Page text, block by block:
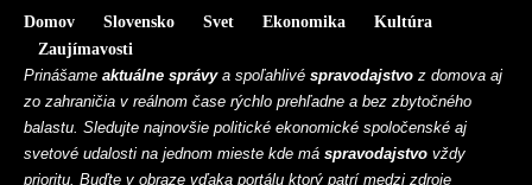
Domov Slovensko Svet Ekonomika
Kultúra
Zaujímavosti
Prinášame aktuálne správya spoľahlivé spravodajstvo z domova aj
zo zahraničia v reálnom čase rýchlo prehľadne a bez zbytočného
balastu. Sledujte najnovšie politické ekonomické spoločenské aj
svetové udalosti na jednom mieste kde má spravodajstvo vždy
prioritu. Buďte v obraze vďaka portálu ktorý patrí medzi zdroje